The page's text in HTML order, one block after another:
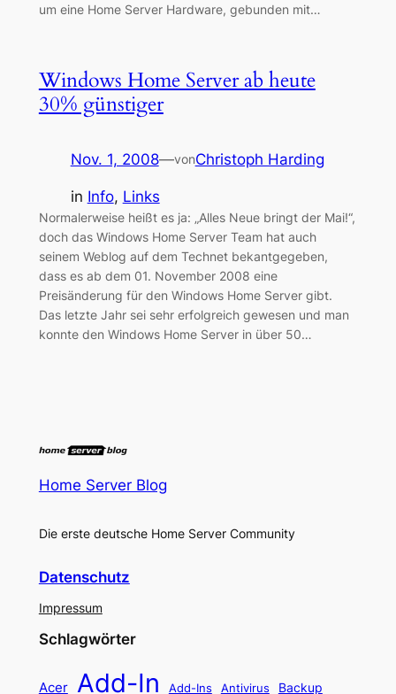
um eine Home Server Hardware, gebunden mit…
Windows Home Server ab heute
30% günstiger
Nov. 1, 2008—vonChristoph Harding
in Info, Links
Normalerweise heißt es ja: „Alles Neue bringt der Mai!“,
doch das Windows Home Server Team hat auch
seinem Weblog auf dem Technet bekantgegeben,
dass es ab dem 01. November 2008 eine
Preisänderung für den Windows Home Server gibt.
Das letzte Jahr sei sehr erfolgreich gewesen und man
konnte den Windows Home Server in über 50…
Home Server Blog
Die erste deutsche Home Server Community
Datenschutz
Impressum
Schlagwörter
Acer Add-In Add-Ins Antivirus Backup